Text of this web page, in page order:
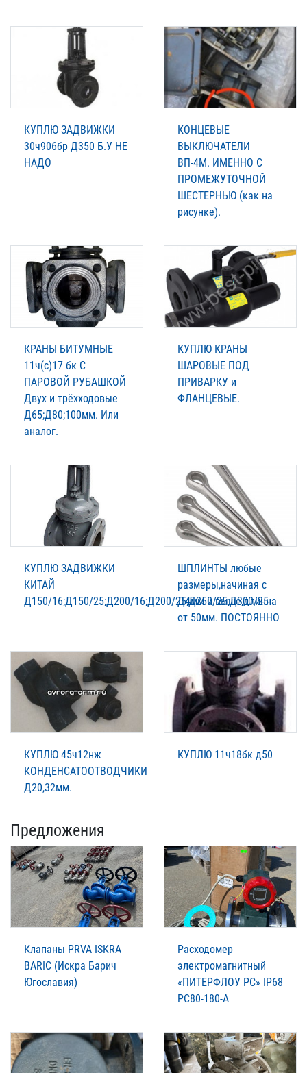
КУПЛЮ ЗАДВИЖКИ
30ч906бр Д350 Б.У НЕ
НАДО
КОНЦЕВЫЕ
ВЫКЛЮЧАТЕЛИ
ВП-4М. ИМЕННО С
ПРОМЕЖУТОЧНОЙ
ШЕСТЕРНЬЮ (как на
рисунке).
КРАНЫ БИТУМНЫЕ
11ч(с)17 бк С
ПАРОВОЙ РУБАШКОЙ
Двух и трёхходовые
Д65;Д80;100мм. Или
аналог.
КУПЛЮ КРАНЫ
ШАРОВЫЕ ПОД
ПРИВАРКУ и
ФЛАНЦЕВЫЕ.
КУПЛЮ ЗАДВИЖКИ
КИТАЙ
Д150/16;Д150/25;Д200/16;Д200/25;Д250/25;Д300/25
ШПЛИНТЫ любые
размеры,начиная с
Д4мм и выше,длинна
от 50мм. ПОСТОЯННО
КУПЛЮ 45ч12нж
КОНДЕНСАТООТВОДЧИКИ
Д20,32мм.
КУПЛЮ 11ч18бк д50
Предложения
Клапаны PRVA ISKRA
BARIC (Искра Барич
Югославия)
Расходомер
электромагнитный
«ПИТЕРФЛОУ РС» IP68
РС80-180-А